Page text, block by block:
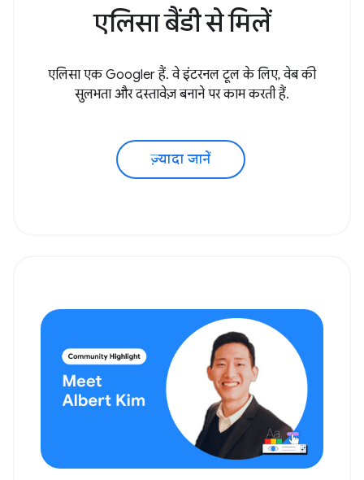
एलिसा बैंडी से मिलें
एलिसा एक Googler हैं. वे इंटरनल टूल के लिए, वेब की
सुलभता और दस्तावेज़ बनाने पर काम करती हैं.
ज़्यादा जानें